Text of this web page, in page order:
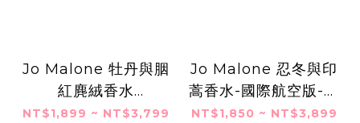
Jo Malone 牡丹與胭
紅麂絨香水
(30ml/100ml)-國際
NT$1,899 ~ NT$3,799
Jo Malone 忍冬與印
蒿香水-國際航空版-多
款可選
NT$1,850 ~ NT$3,899